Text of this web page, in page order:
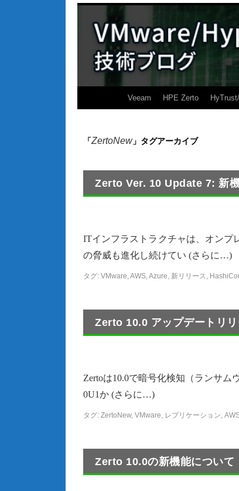
Veeam HPE Zerto
「ZertoNew」タグアーカイブ
Zerto Ver. 10 Update 7: 新
ITインフラストラクチャは、オンプ
の脅威も進化し続けてい (さらに…)
タグ: VMware,AWS,Azure, 新リリース,
Zerto 10.0 アップデートリ
Zertoは10.0で暗号化検知（ランサ
0U1か (さらに…)
タグ: ZertoNew, VMware, レプリケーション,
Zerto 10.0の新機能について